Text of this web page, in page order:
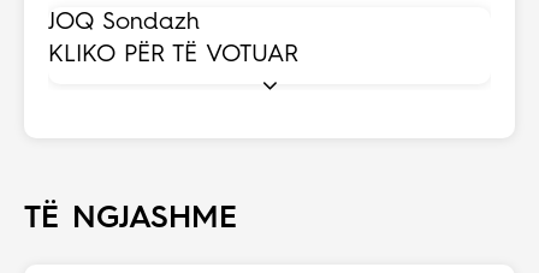
JOQ Sondazh
KLIKO PËR TË VOTUAR
TË NGJASHME